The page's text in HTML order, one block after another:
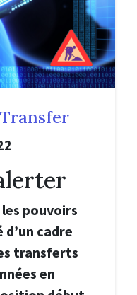
pouvoirs
cadre
transferts
en